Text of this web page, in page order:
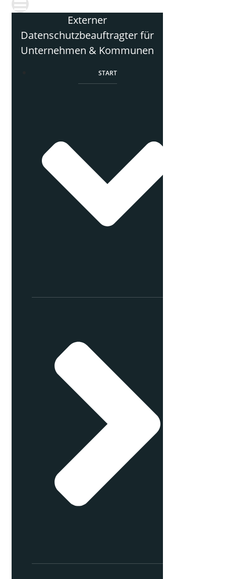
Externer
Datenschutzbeauftragter für
Unternehmen & Kommunen
START